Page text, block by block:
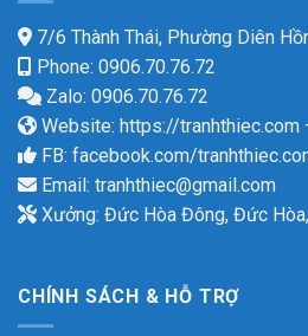
7/6 Thành Thái, Phường Diên
Phone: 0906.70.76.72
Zalo: 0906.70.76.72
Website: https://tranhthiec.com
FB: facebook.com/
Email: tranhthiec@gmail.com
Xưởng: Đức Hòa Đông, Đức
CHÍNH SÁCH & HỖ TRỢ